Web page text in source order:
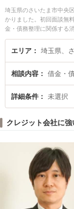
埼玉県のさいたま市中央
かりました。初回面談無
金・債務整理に関係する
リボ払いの債務整理等の
TO法律事務所の鈴木 秀
たクレジット会社の債務
レジット会社の債務整理
い』『初回相談無料でク
エリア 埼玉県、
相談内容 借金・
詳細条件 未選択
クレジット会社に